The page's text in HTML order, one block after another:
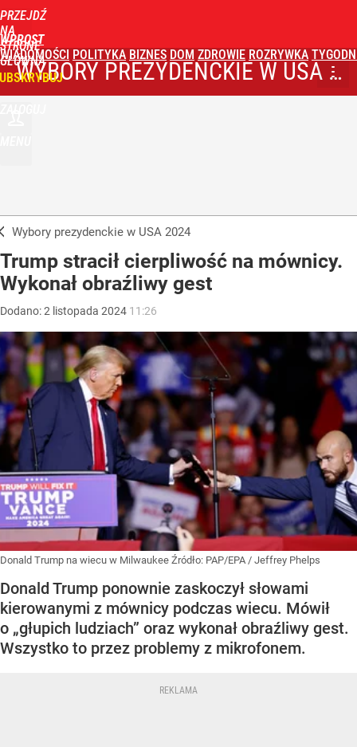
PRZEJDŹ
NA
STRONĘ
GŁÓWNĄ
WPROST
WIADOMOŚCI POLITYKA BIZNES DOM ZDROWIE ROZRYWKA
WYBORY PREZYDENCKIE W USA 2024
Wybory prezydenckie w USA 2024
Trump stracił cierpliwość na mównicy.
Wykonał obraźliwy gest
Dodano:2 listopada 2024 11:26
Donald Trump na wiecu w Milwaukee Źródło: PAP/EPA / Jeffrey Phelps
Donald Trump ponownie zaskoczył słowami
kierowanymi z mównicy podczas wiecu. Mówił
o „głupich ludziach” oraz wykonał obraźliwy gest.
Wszystko to przez problemy z mikrofonem.